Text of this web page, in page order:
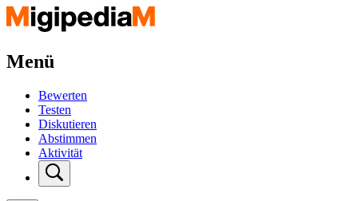
Menü
Bewerten
Testen
Diskutieren
Abstimmen
Aktivität